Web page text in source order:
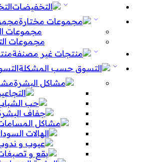
مجموعات
مجموعات